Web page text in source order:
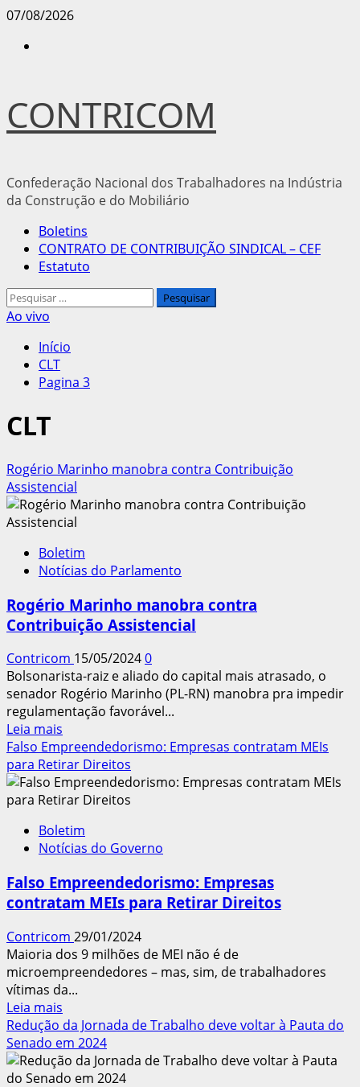
Avançar
07/08/2026
CONTRICOM
Confederação Nacional dos Trabalhadores na Indústria
da Construção e do Mobiliário
Menu
principal
Boletins
CONTRATO DE CONTRIBUIÇÃO SINDICAL – CEF
Estatuto
Pesquisar
por:
Ao vivo
Início
CLT
Pagina 3
CLT
Rogério Marinho manobra contra Contribuição
Assistencial
Boletim
Notícias do Parlamento
Rogério Marinho manobra contra
Contribuição Assistencial
Contricom 15/05/20240
Bolsonarista-raiz e aliado do capital mais atrasado, o
senador Rogério Marinho (PL-RN) manobra pra impedir
regulamentação favorável...
Leia mais
mais
sobre
Rogério
Marinho
contra
Contribuição
Falso Empreendedorismo: Empresas contratam MEIs
para Retirar Direitos
Boletim
Notícias do Governo
Falso Empreendedorismo: Empresas
contratam MEIs para Retirar Direitos
Contricom 29/01/2024
Maioria dos 9 milhões de MEI não é de
microempreendedores – mas, sim, de trabalhadores
vítimas da...
Leia mais
mais
sobre
Falso
Empreendedorismo:
Redução da Jornada de Trabalho deve voltar à Pauta do
Senado em 2024